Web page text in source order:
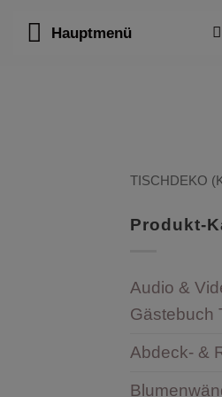
Inhalt
Hauptmenü
TISCHDEKO
Produkt-
Audio &
Gästebuch
Abdeck- &